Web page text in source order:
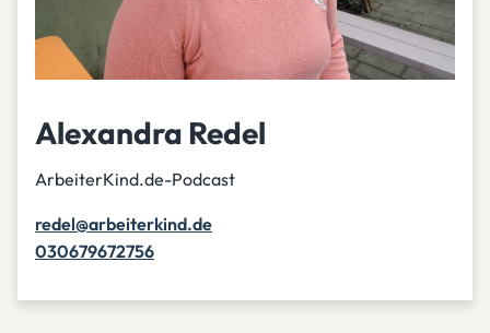
Alexandra Redel
ArbeiterKind.de-Podcast
redel@arbeiterkind.de
030679672756